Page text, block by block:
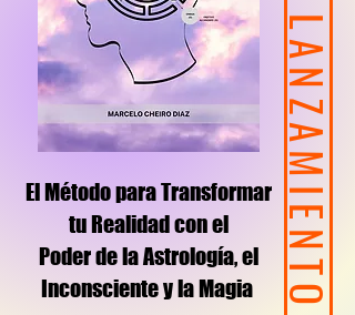
El Método para Transformar
tu Realidad con el
Poder de la Astrología, el
Inconsciente y la Magia